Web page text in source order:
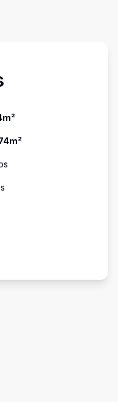
m²
m²
s
s